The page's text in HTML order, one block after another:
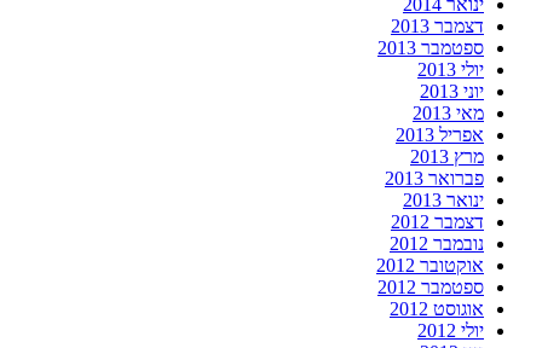
דצמבר 2013
ספטמבר 2013
יולי 2013
יוני 2013
מאי 2013
אפריל 2013
מרץ 2013
פברואר 2013
ינואר 2013
דצמבר 2012
נובמבר 2012
אוקטובר 2012
ספטמבר 2012
אוגוסט 2012
יולי 2012